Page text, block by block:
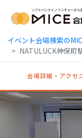
イベント会場検索の
NATULUCK神保町
会場詳細・アクセ